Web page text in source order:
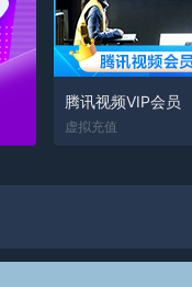
腾讯视频VIP会员
虚拟充值